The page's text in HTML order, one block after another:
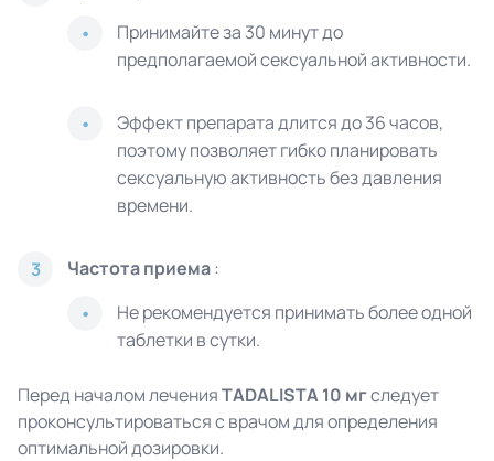
Принимайте за 30 минут до
предполагаемой сексуальной активности.
Эффект препарата длится до 36 часов,
поэтому позволяет гибко планировать
сексуальную активность без давления
времени.
3 Частота приема:
Не рекомендуется принимать более одной
таблетки в сутки.
Перед началом леченияTADALISTA 10 мгследует
проконсультироваться с врачом для определения
оптимальной дозировки.